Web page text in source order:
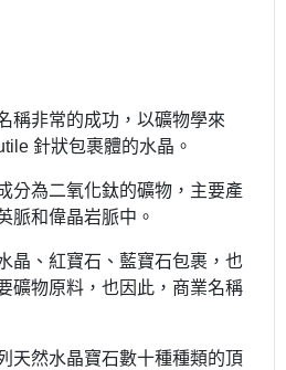
稱非常的成功，以礦物學來
針狀包裹體的水晶。
分為二氧化鈦的礦物，主要產
脈和偉晶岩脈中。
晶、紅寶石、藍寶石包裹，也
礦物原料，也因此，商業名稱
天然水晶寶石數十種種類的頂